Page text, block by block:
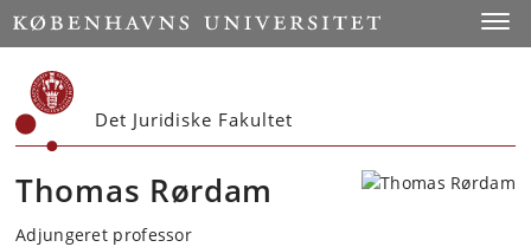
Start
Det Juridiske Fakultet
Thomas Rørdam
Adjungeret professor